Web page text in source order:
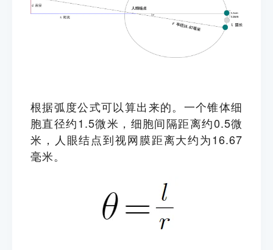
根据弧度公式可以算出来的。一个锥体细
胞直径约1.5微米，细胞间隔距离约0.5微
米，人眼结点到视网膜距离大约为16.67
毫米。